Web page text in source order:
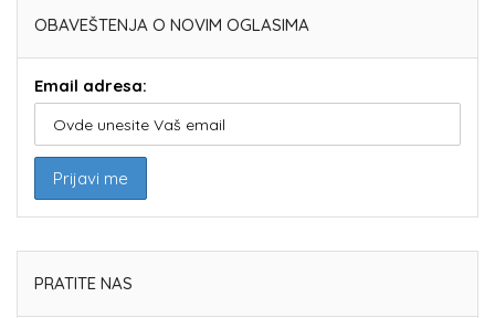
OBAVEŠTENJA O NOVIM OGLASIMA
Email adresa:
PRATITE NAS